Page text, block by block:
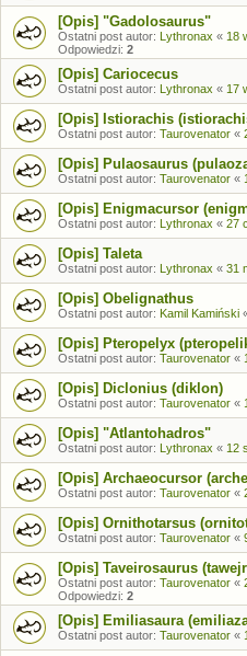
[Opis] "Gadolosaurus"
Ostatni post autor: Lythronax « 18
Odpowiedzi: 2
[Opis] Cariocecus
Ostatni post autor: Lythronax « 17
[Opis] Istiorachis
Ostatni post autor: Taurovenator «
[Opis] Pulaosaurus
Ostatni post autor: Taurovenator «
[Opis] Enigmacursor
Ostatni post autor: Lythronax « 27
[Opis] Taleta
Ostatni post autor: Lythronax « 31
[Opis] Obelignathus
Ostatni post autor: Kamil Kamiński
[Opis] Pteropelyx
Ostatni post autor: Taurovenator «
[Opis] Diclonius (diklon)
Ostatni post autor: Taurovenator «
[Opis] "Atlantohadros"
Ostatni post autor: Lythronax « 12
[Opis] Archaeocursor
Ostatni post autor: Taurovenator «
[Opis] Ornithotarsus
Ostatni post autor: Taurovenator «
[Opis] Taveirosaurus
Ostatni post autor: Taurovenator «
Odpowiedzi: 2
[Opis] Emiliasaura
Ostatni post autor: Taurovenator «